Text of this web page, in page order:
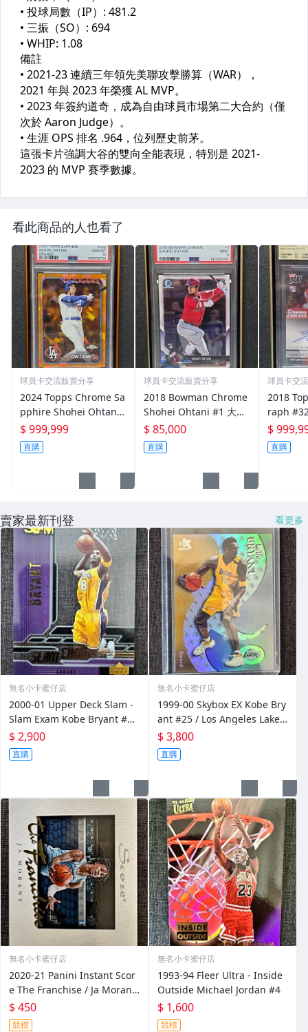
看此商品的人也看了
球員卡交流販賣分享
2024 Topps Chrome Sa
pphire Shohei Ohtani
#500 大谷翔平道奇首年
橘寶石/25 PSA10
$ 999,999
直購
球員卡交流販賣分享
2018 Bowman Chrome
Shohei Ohtani #1 大谷
翔平球員卡藏家必蒐
$ 85,000
直購
球員卡交
2018
raph
ani 大谷
壘打簽
$
直購
賣家最新刊登 看更多
無名小卡蜜仔店
2000-01 Upper Deck Slam -
Slam Exam Kobe Bryant #SE
1
$ 2,900
直購
無名小卡蜜仔店
1999-00 Skybox EX Kobe Bry
ant #25 / Los Angeles Laker
s
$ 3,800
直購
無名小卡蜜仔店
2020-21 Panini Instant Scor
e The Franchise / Ja Morant
#F26 Memphis 限量：2269
張
$ 450
競標
無名小卡蜜仔店
1993-94 Fleer Ultra - Inside
Outside Michael Jordan #4
$ 1,600
競標